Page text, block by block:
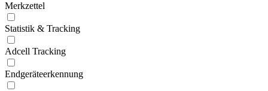
Merkzettel
Statistik & Tracking
Adcell Tracking
Endgeräteerkennung